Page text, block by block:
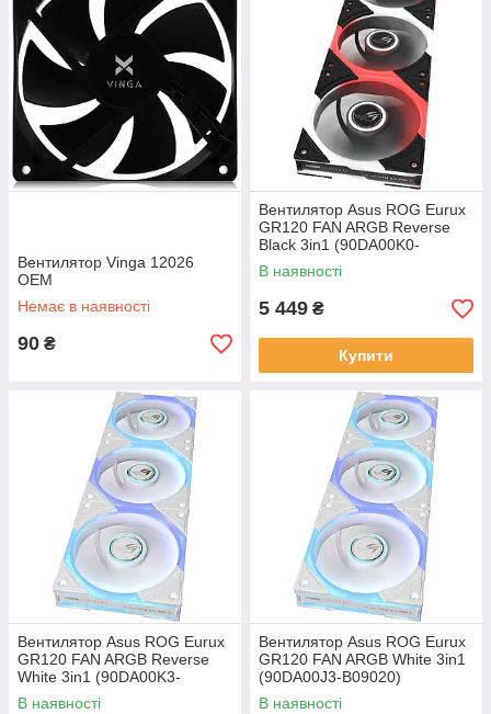
Вентилятор Vinga 12026
OEM
Немає в наявності
90 ₴
Вентилятор Asus ROG Eurux
GR120 FAN ARGB Reverse
Black 3in1 (90DA00K0-
B09020)
В наявності
5 449 ₴
Купити
Вентилятор Asus ROG Eurux
GR120 FAN ARGB Reverse
White 3in1 (90DA00K3-
B09020)
В наявності
Вентилятор Asus ROG Eurux
GR120 FAN ARGB White 3in1
(90DA00J3-B09020)
В наявності